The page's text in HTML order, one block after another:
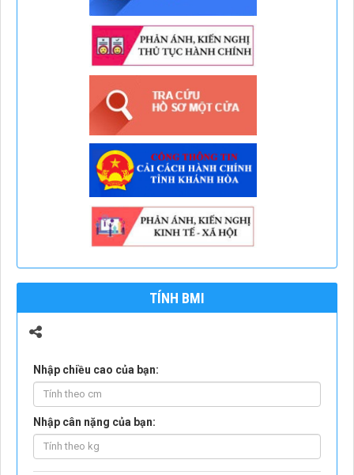
TÍNH BMI
Nhập chiều cao của bạn:
Nhập cân nặng của bạn: